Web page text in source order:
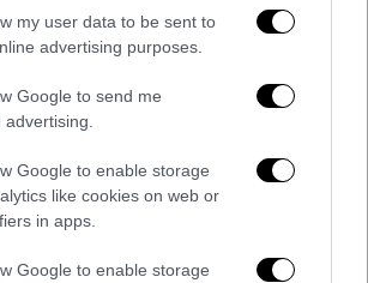
my user data to be sent to
advertising purposes.
Google to send me
Google to enable storage
like cookies on web or
in apps.
Google to enable storage
αποψινής αναμέτρησης θα
τη Ρεάλ Μαδρίτης στον
22ας Μαΐου. Στα αγωνιστικά,
δεν υπολογίζει τον Κώστα
τη Βαλένθια απουσιάζουν οι
Αροστέγκι και Χοσέπ
του Μπράξτον Κι
και θα κριθεί ανήμερα